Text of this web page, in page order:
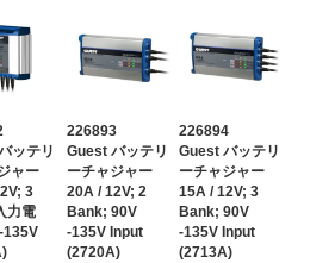
ッテリ
ャー
3
力電
135V
226893
Guest バッテリ
ーチャジャー
20A / 12V; 2
Bank; 90V
-135V Input
(2720A)
226894
Guest バッテリ
ーチャジャー
15A / 12V; 3
Bank; 90V
-135V Input
(2713A)